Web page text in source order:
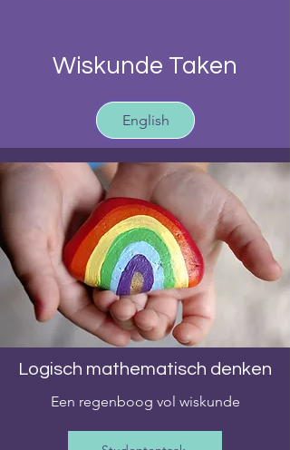
Wiskunde Taken
English
Logisch mathematisch denken
Een regenboog vol wiskunde